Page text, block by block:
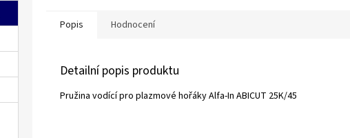
Popis Hodnocení
Detailní popis produktu
Pružina vodící pro plazmové hořáky Alfa-In ABICUT 25K/45